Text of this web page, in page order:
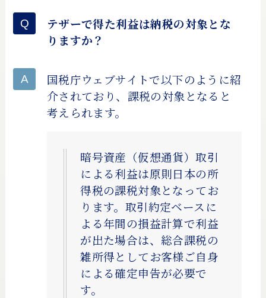
テザーで得た利益は納税の対象とな
りますか？
国税庁ウェブサイトで以下のように紹
介されており、課税の対象となると
考えられます。
暗号資産（仮想通貨）取引
による利益は原則日本の所
得税の課税対象となってお
ります。取引約定ベースに
よる年間の損益計算で利益
が出た場合は、総合課税の
雑所得としてお客様ご自身
による確定申告が必要で
す。